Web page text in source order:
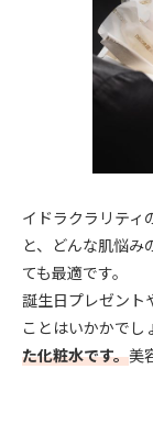
イドラクラリティ
と、どんな肌悩み
ても最適です。
誕生日プレゼント
ことはいかかでし
た化粧水です。美